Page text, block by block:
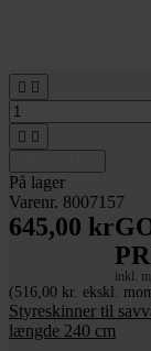
 
 
På lager
Varenr. 8007157
645,00 kr
inkl.
(516,00 kr. ekskl.
Styreskinner til
længde 240 cm